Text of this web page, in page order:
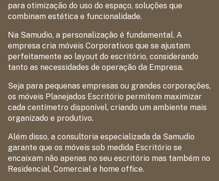
para otimização do uso do espaço, soluções que
combinam estética e funcionalidade.
Na Samudio, a personalização é fundamental. A
empresa cria móveis Corporativos que se ajustam
perfeitamente ao layout do escritório, considerando
tanto as necessidades de operação da Empresa.
Seja para pequenas empresas ou grandes corporações,
os móveis Planejados Escritório permitem maximizar
cada centímetro disponível, criando um ambiente mais
organizado e produtivo.
Além disso, a consultoria especializada da Samudio
garante que os móveis sob medida Escritório se
encaixam não apenas no seu escritório mas também no
Residencial, Comercial e home office.